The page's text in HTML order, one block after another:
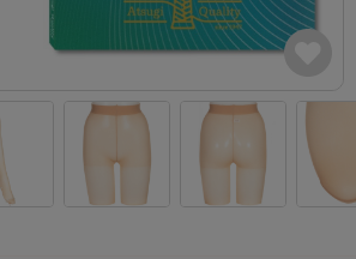
グ
トッキング
ング
スストッキング
ブラ
ョーツ
パジャマ
ポーツ
・くるぶし丈ソックス
ニパジャマ
ュラー丈ソックス
・くるぶし丈ソックス
ス
ーツ
伝い
トッキング選び
FAQ）